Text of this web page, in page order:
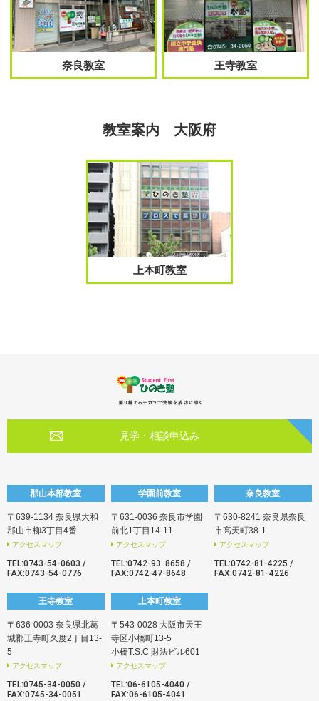
奈良教室 王寺教室
教室案内 大阪府
上本町教室
見学・相談申込み
郡山本部教室
〒639-1134 奈良県大和
郡山市柳3丁目4番
アクセスマップ
TEL:0743-54-0603 /
FAX:0743-54-0776
学園前教室
〒631-0036 奈良市学園
前北1丁目14-11
アクセスマップ
TEL:0742-93ｰ8658 /
FAX:0742-47-8648
奈良教室
〒630-8241 奈良県奈良
市高天町38-1
アクセスマップ
TEL:0742-81-4225 /
FAX:0742-81-4226
王寺教室
〒636-0003 奈良県北葛
城郡王寺町久度2丁目13-
5
アクセスマップ
TEL:0745-34-0050 /
FAX:0745-34-0051
上本町教室
〒543-0028 大阪市天王
寺区小橋町13-5
小橋T.S.C 財法ビル601
アクセスマップ
TEL:06-6105-4040 /
FAX:06-6105-4041